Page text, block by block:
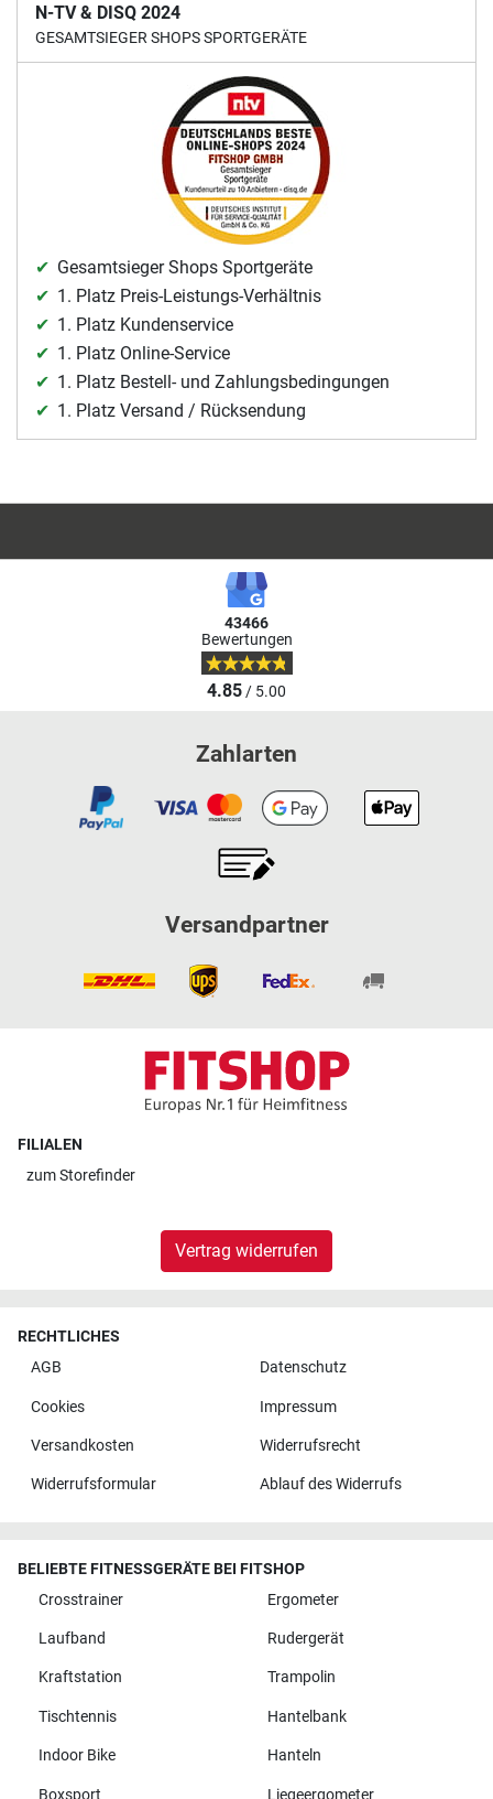
N-TV & DISQ 2024
GESAMTSIEGER SHOPS SPORTGERÄTE
Gesamtsieger Shops Sportgeräte
1. Platz Preis-Leistungs-Verhältnis
1. Platz Kundenservice
1. Platz Online-Service
1. Platz Bestell- und Zahlungsbedingungen
1. Platz Versand / Rücksendung
43466
Bewertungen
4.85/ 5.00
Zahlarten
Versandpartner
FILIALEN
zumStorefinder
Vertrag widerrufen
RECHTLICHES
AGB
Datenschutz
Cookies Impressum
Versandkosten Widerrufsrecht
Widerrufsformular Ablauf des Widerrufs
BELIEBTE FITNESSGERÄTE BEI FITSHOP
Crosstrainer
Ergometer
Laufband Rudergerät
Kraftstation Trampolin
Tischtennis Hantelbank
Indoor Bike Hanteln
Boxsport Liegeergometer